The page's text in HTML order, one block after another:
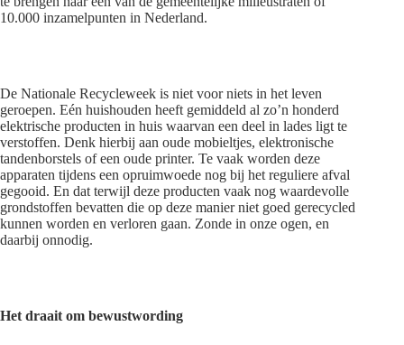
10.000 inzamelpunten in Nederland.
De Nationale Recycleweek is niet voor niets in het leven
geroepen. Eén huishouden heeft gemiddeld al zo’n honderd
elektrische producten in huis waarvan een deel in lades ligt te
verstoffen. Denk hierbij aan oude mobieltjes, elektronische
tandenborstels of een oude printer. Te vaak worden deze
apparaten tijdens een opruimwoede nog bij het reguliere afval
gegooid. En dat terwijl deze producten vaak nog waardevolle
grondstoffen bevatten die op deze manier niet goed gerecycled
kunnen worden en verloren gaan. Zonde in onze ogen, en
daarbij onnodig.
Het draait om bewustwording